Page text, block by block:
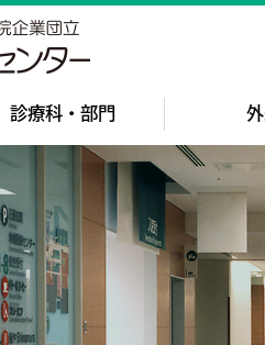
診療科・部門